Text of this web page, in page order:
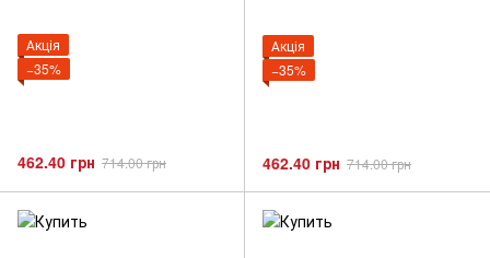
Акція
−35%
462.40 грн 714.00 грн
Акція
−35%
462.40 грн 714.00 грн